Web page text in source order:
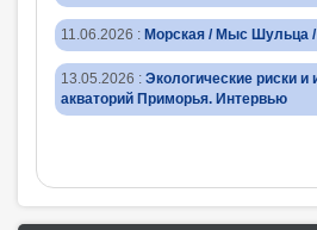
11.06.2026 : Морская / Мыс Шульца /
13.05.2026 : Экологические риски и
акваторий Приморья. Интервью